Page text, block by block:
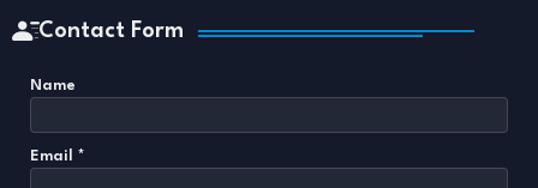
Contact Form
Name
Email *